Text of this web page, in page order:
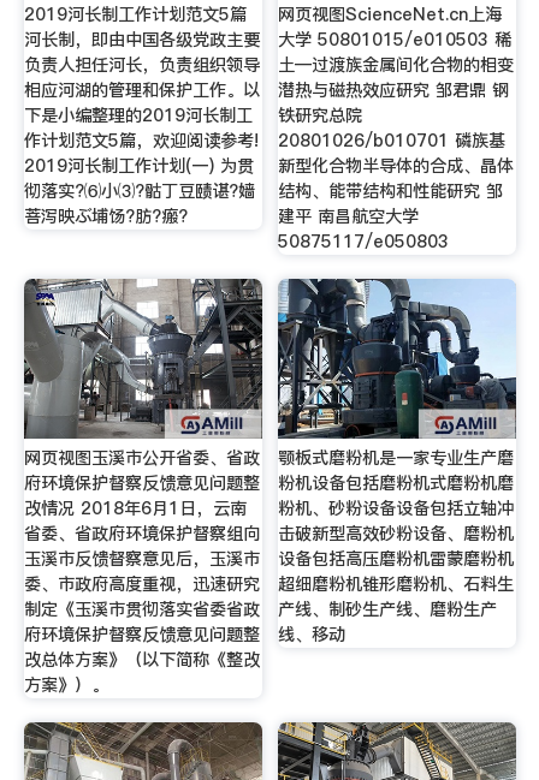
2019河长制工作计划范文5篇
河长制，即由中国各级党政主要
负责人担任河长，负责组织领导
相应河湖的管理和保护工作。以
下是小编整理的2019河长制工
作计划范文5篇，欢迎阅读参考!
2019河长制工作计划(一) 为贯
彻落实?⑹小⑶?骷丁豆赜谌?嫱
菩泻映ぶ埔饧?肪?瘢?
网页视图ScienceNet.cn上海
大学 50801015/e010503 稀
土—过渡族金属间化合物的相变
潜热与磁热效应研究 邹君鼎 钢
铁研究总院
20801026/b010701 磷族基
新型化合物半导体的合成、晶体
结构、能带结构和性能研究 邹
建平 南昌航空大学
50875117/e050803
网页视图玉溪市公开省委、省政
府环境保护督察反馈意见问题整
改情况 2018年6月1日，云南
省委、省政府环境保护督察组向
玉溪市反馈督察意见后，玉溪市
委、市政府高度重视，迅速研究
制定《玉溪市贯彻落实省委省政
府环境保护督察反馈意见问题整
改总体方案》（以下简称《整改
方案》）。
颚板式磨粉机是一家专业生产磨
粉机设备包括磨粉机式磨粉机磨
粉机、砂粉设备设备包括立轴冲
击破新型高效砂粉设备、磨粉机
设备包括高压磨粉机雷蒙磨粉机
超细磨粉机锥形磨粉机、石料生
产线、制砂生产线、磨粉生产
线、移动